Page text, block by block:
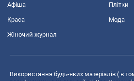
Афіша Плітки
Краса Мода
Жіночий журнал
Використання будь-яких матеріалів ( в